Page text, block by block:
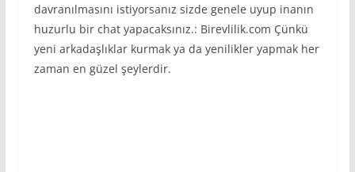
davranılmasını istiyorsanız sizde genele uyup inanın
huzurlu bir chat yapacaksınız.: Birevlilik.com Çünkü
yeni arkadaşlıklar kurmak ya da yenilikler yapmak her
zaman en güzel şeylerdir.